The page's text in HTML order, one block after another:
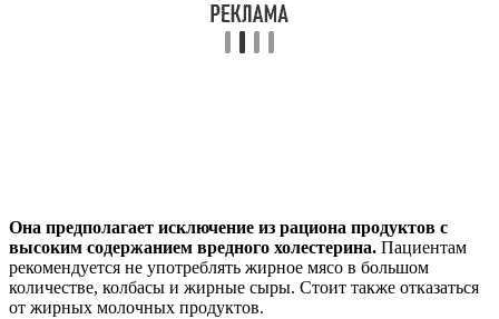
Она предполагает исключение из рациона продуктов с
высоким содержанием вредного холестерина. Пациентам
рекомендуется не употреблять жирное мясо в большом
количестве, колбасы и жирные сыры. Стоит также отказаться
от жирных молочных продуктов.